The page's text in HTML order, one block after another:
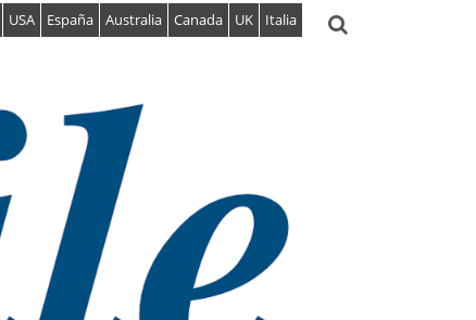
USA España Australia Canada UK Italia